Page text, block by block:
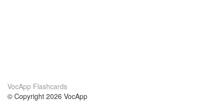
VocApp Flashcards
© Copyright 2026 VocApp